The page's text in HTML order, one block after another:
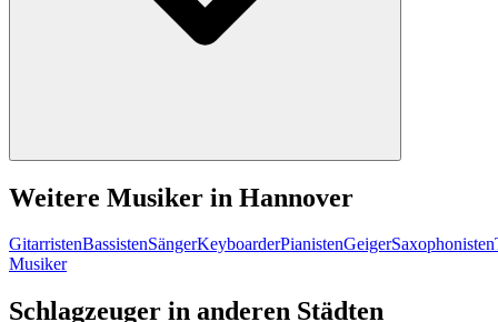
Weitere Musiker in Hannover
GitarristenBassistenSängerKeyboarderPianistenGeigerSaxophonisten
Musiker
Schlagzeuger in anderen Städten